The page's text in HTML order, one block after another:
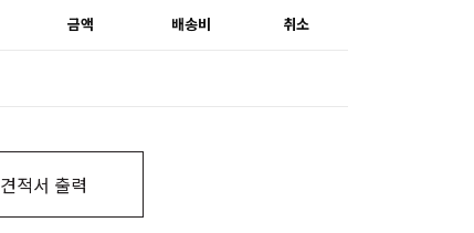
금액 배송비 취소
견적서 출력